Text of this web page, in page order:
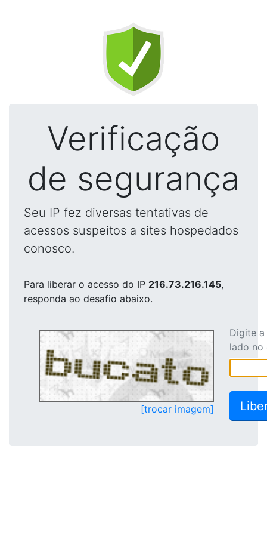
Verificação
de segurança
Seu IP fez diversas tentativas de
acessos suspeitos a sites hospedados
conosco.
Para liberar o acesso do IP 216.73.216.145,
responda ao desafio abaixo.
[trocar imagem]
Digite
lado no